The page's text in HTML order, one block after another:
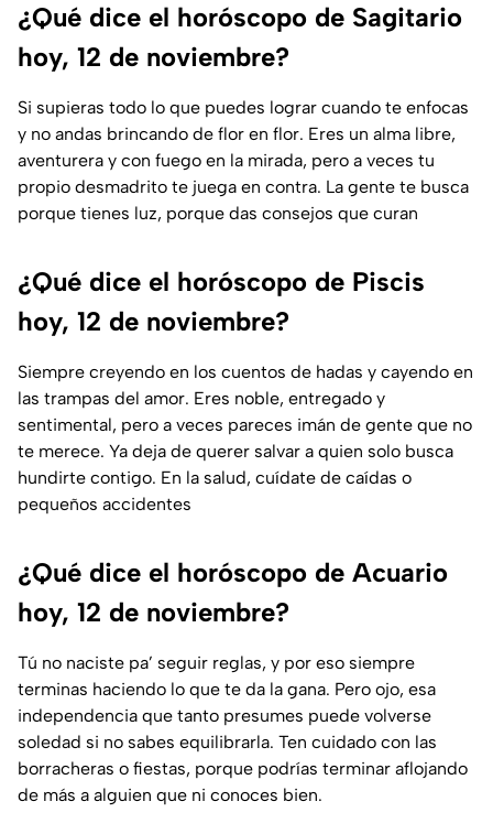
¿Qué dice el horóscopo de Sagitario
hoy, 12 de noviembre?
Si supieras todo lo que puedes lograr cuando te enfocas
y no andas brincando de flor en flor. Eres un alma libre,
aventurera y con fuego en la mirada, pero a veces tu
propio desmadrito te juega en contra. La gente te busca
porque tienes luz, porque das consejos que curan
¿Qué dice el horóscopo de Piscis
hoy, 12 de noviembre?
Siempre creyendo en los cuentos de hadas y cayendo en
las trampas del amor. Eres noble, entregado y
sentimental, pero a veces pareces imán de gente que no
te merece. Ya deja de querer salvar a quien solo busca
hundirte contigo. En la salud, cuídate de caídas o
pequeños accidentes
¿Qué dice el horóscopo de Acuario
hoy, 12 de noviembre?
Tú no naciste pa’ seguir reglas, y por eso siempre
terminas haciendo lo que te da la gana. Pero ojo, esa
independencia que tanto presumes puede volverse
soledad si no sabes equilibrarla. Ten cuidado con las
borracheras o fiestas, porque podrías terminar aflojando
de más a alguien que ni conoces bien.